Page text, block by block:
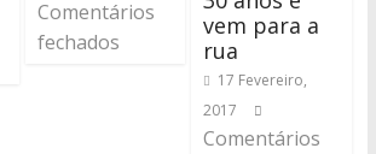
Comentários
fechados
vem para a
rua
17 Fevereiro,
2017
Comentários